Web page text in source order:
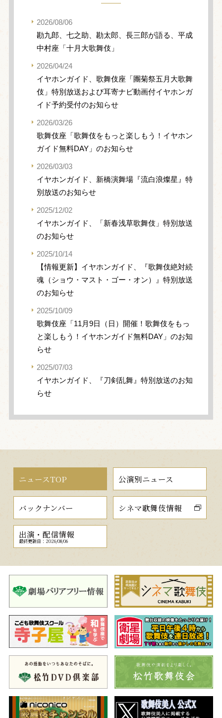
2026/08/06
勘九郎、七之助、勘太郎、長三郎が語る、平成
中村座「十月大歌舞伎」
2026/04/24
イヤホンガイド、歌舞伎座「團菊祭五月大歌舞
伎」特別放送および耳寄ナビ動画付イヤホンガ
イド予約受付のお知らせ
2026/03/26
歌舞伎座「歌舞伎をもっと楽しもう！イヤホン
ガイド無料DAY」のお知らせ
2026/03/03
イヤホンガイド、新橋演舞場『流白浪燦星』特
別放送のお知らせ
2025/12/02
イヤホンガイド、「新春浅草歌舞伎」特別放送
のお知らせ
2025/10/14
【情報更新】イヤホンガイド、『歌舞伎絶対続
魂（ショウ・マスト・ゴー・オン）』特別放送
のお知らせ
2025/10/09
歌舞伎座「11月9日（日）開催！歌舞伎をもっ
と楽しもう！イヤホンガイド無料DAY」のお知
らせ
2025/07/03
イヤホンガイド、『刀剣乱舞』特別放送のお知
らせ
ニュースTOP 公演別ニュース
バックナンバー シネマ歌舞伎情報
出演・配信情報
最終更新日：2026/08/06